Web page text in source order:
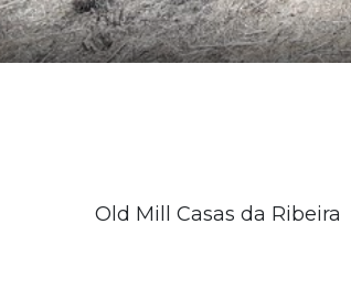
Old Mill Casas da Ribeira